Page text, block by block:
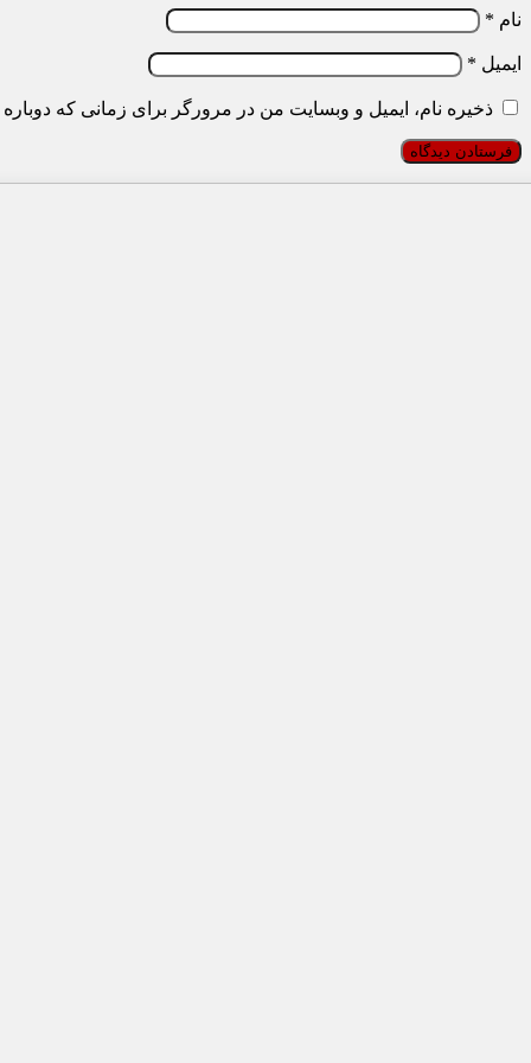
نام *
ایمیل *
ذخیره نام، ایمیل و وبسایت من در مرورگر برای زمانی که